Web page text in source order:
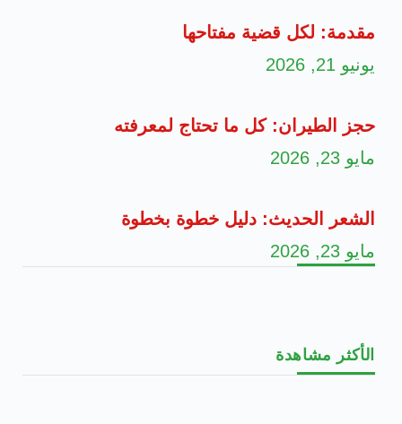
مقدمة: لكل قضية مفتاحها
يونيو 21, 2026
حجز الطيران: كل ما تحتاج لمعرفته
مايو 23, 2026
الشعر الحديث: دليل خطوة بخطوة
مايو 23, 2026
الأكثر مشاهدة